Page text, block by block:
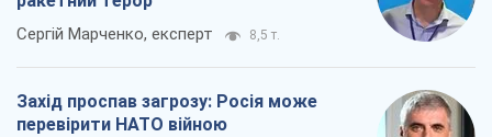
Сергій Марченко, експерт 8,5 т.
Захід проспав загрозу: Росія може
перевірити НАТО війною